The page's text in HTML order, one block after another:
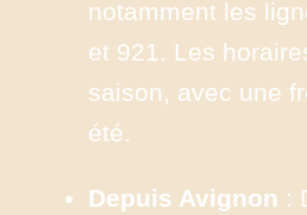
notamment les
et 921. Les
saison, avec une
été.
Depuis Avignon :